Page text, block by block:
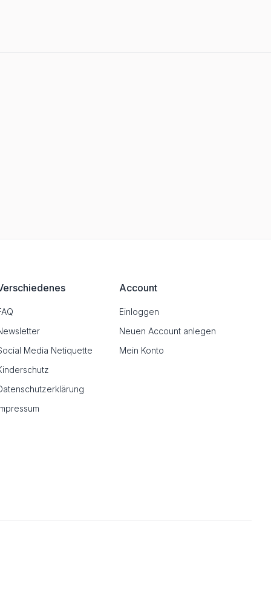
Media Netiquette
Account
Einloggen
Neuen Account anlegen
Mein Konto